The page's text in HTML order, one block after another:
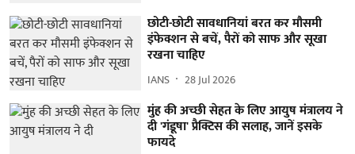
छोटी-छोटी सावधानियां बरत कर मौसमी
इंफेक्शन से बचें, पैरों को साफ और सूखा
रखना चाहिए
IANS 28 Jul 2026
मुंह की अच्छी सेहत के लिए आयुष मंत्रालय ने
दी 'गंडूषा' प्रैक्टिस की सलाह, जानें इसके
फायदे